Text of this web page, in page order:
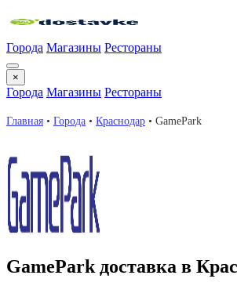
Города Магазины Рестораны
×
Города Магазины Рестораны
Главная • Города • Краснодар • GamePark
GamePark доставка в